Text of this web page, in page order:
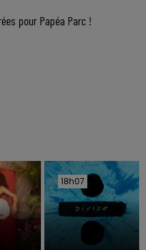
pour Papéa Parc !
18h07
18h07